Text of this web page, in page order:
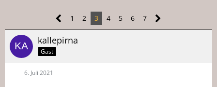
1 2 3 4 5 6 7
kallepirna
Gast
6. Juli 2021